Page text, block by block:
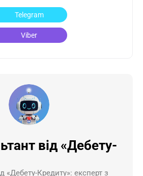
Telegram
Viber
від «Дебету-
«Дебету-Кредиту»: експерт з